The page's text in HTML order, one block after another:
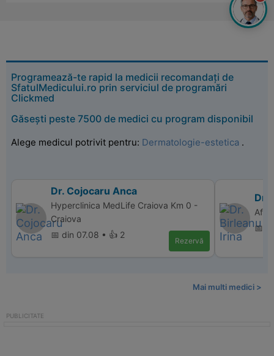
Programează-te rapid la medicii recomandați de
SfatulMedicului.ro prin serviciul de programări
Clickmed
Găsești peste 7500 de medici cu program disponibil
Alege medicul potrivit pentru: Dermatologie-estetica .
Dr. Cojocaru Anca
Hyperclinica MedLife Craiova Km 0 -
Craiova
📅 din 07.08 • 👍 2
Rezervă
Dr.
📅
Mai multi medici >